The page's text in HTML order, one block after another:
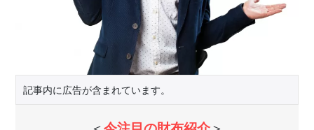
記事内に広告が含まれています。